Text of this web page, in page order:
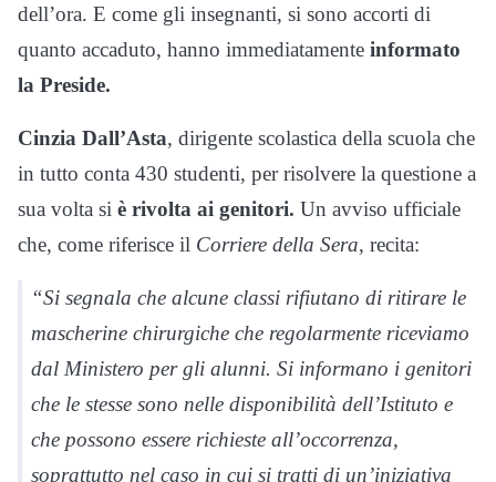
dell’ora. E come gli insegnanti, si sono accorti di
quanto accaduto, hanno immediatamente informato
la Preside.
Cinzia Dall’Asta, dirigente scolastica della scuola che
in tutto conta 430 studenti, per risolvere la questione a
sua volta si è rivolta ai genitori. Un avviso ufficiale
che, come riferisce il Corriere della Sera, recita:
“Si segnala che alcune classi rifiutano di ritirare le
mascherine chirurgiche che regolarmente riceviamo
dal Ministero per gli alunni. Si informano i genitori
che le stesse sono nelle disponibilità dell’Istituto e
che possono essere richieste all’occorrenza,
soprattutto nel caso in cui si tratti di un’iniziativa